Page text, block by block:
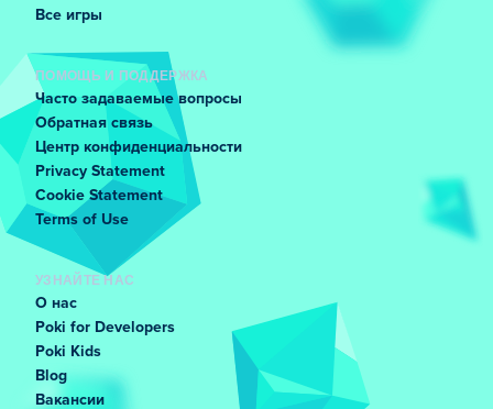
Все игры
ПОМОЩЬ И ПОДДЕРЖКА
Часто задаваемые вопросы
Обратная связь
Центр конфиденциальности
Privacy Statement
Cookie Statement
Terms of Use
УЗНАЙТЕ НАС
О нас
Poki for Developers
Poki Kids
Blog
Вакансии